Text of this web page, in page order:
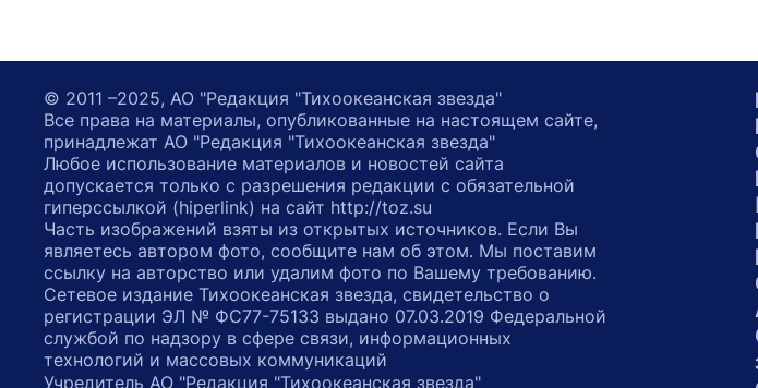
© 2011 –2025, АО "Редакция "Тихоокеанская звезда"
Все права на материалы, опубликованные на настоящем сайте,
принадлежат АО "Редакция "Тихоокеанская звезда"
Любое использование материалов и новостей сайта
допускается только с разрешения редакции с обязательной
гиперссылкой (hiperlink) на сайт http://toz.su
Часть изображений взяты из открытых источников. Если Вы
являетесь автором фото, сообщите нам об этом. Мы поставим
ссылку на авторство или удалим фото по Вашему требованию.
Сетевое издание Тихоокеанская звезда, свидетельство о
регистрации ЭЛ № ФС77-75133 выдано 07.03.2019 Федеральной
службой по надзору в сфере связи, информационных
технологий и массовых коммуникаций
Учредитель АО "Редакция "Тихоокеанская звезда"